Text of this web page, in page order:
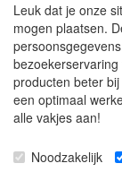
Winkelwagen
Uw
Leuk dat je onze
mogen plaatsen.
producten beter
een optimaal
alle vakjes aan!
Noodzakelijk